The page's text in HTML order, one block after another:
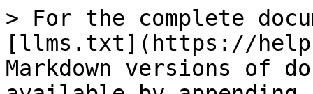
> For the complete
[llms.txt](https://
Markdown versions of